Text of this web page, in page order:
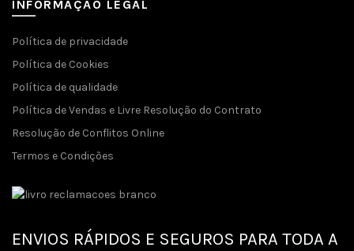
INFORMAÇÃO LEGAL
Política de privacidade
Política de Cookies
Política de qualidade
Política de Vendas e Livre Resolução do Contrato
Resolução de Conflitos Online
Termos e Condições
ENVIOS RÁPIDOS E SEGUROS PARA TODA A